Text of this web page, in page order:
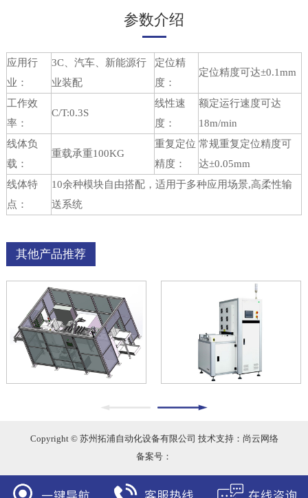
参数介绍
应用行
业：
3C、汽车、新能源行
业装配
定位精
度：
定位精度可达±0.1mm
工作效
率：
C/T:0.3S
线性速
度：
额定运行速度可达
18m/min
线体负
载：
重载承重100KG
重复定位
精度：
常规重复定位精度可
达±0.05mm
线体特
点：
10余种模块自由搭配，适用于多种应用场景,高柔性输
送系统
其他产品推荐
Copyright © 苏州拓浦自动化设备有限公司 技术支持：尚云网络
备案号：